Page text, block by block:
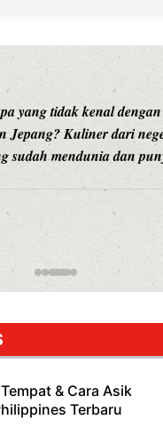
TNG– Siapa sangka,
Nunung Srimulat dan
dunia kuliner
Nunung Srimulat & Vicky
Rahasia Mami Bikin Nagih!
& Cara Asik
Terbaru